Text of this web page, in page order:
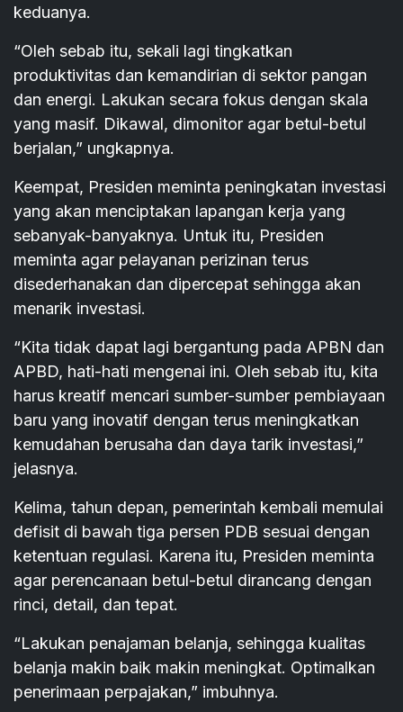
keduanya.
“Oleh sebab itu, sekali lagi tingkatkan
produktivitas dan kemandirian di sektor pangan
dan energi. Lakukan secara fokus dengan skala
yang masif. Dikawal, dimonitor agar betul-betul
berjalan,” ungkapnya.
Keempat, Presiden meminta peningkatan investasi
yang akan menciptakan lapangan kerja yang
sebanyak-banyaknya. Untuk itu, Presiden
meminta agar pelayanan perizinan terus
disederhanakan dan dipercepat sehingga akan
menarik investasi.
“Kita tidak dapat lagi bergantung pada APBN dan
APBD, hati-hati mengenai ini. Oleh sebab itu, kita
harus kreatif mencari sumber-sumber pembiayaan
baru yang inovatif dengan terus meningkatkan
kemudahan berusaha dan daya tarik investasi,”
jelasnya.
Kelima, tahun depan, pemerintah kembali memulai
defisit di bawah tiga persen PDB sesuai dengan
ketentuan regulasi. Karena itu, Presiden meminta
agar perencanaan betul-betul dirancang dengan
rinci, detail, dan tepat.
“Lakukan penajaman belanja, sehingga kualitas
belanja makin baik makin meningkat. Optimalkan
penerimaan perpajakan,” imbuhnya.